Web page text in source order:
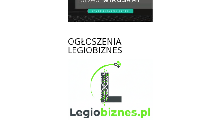
OGŁOSZENIA
LEGIOBIZNES